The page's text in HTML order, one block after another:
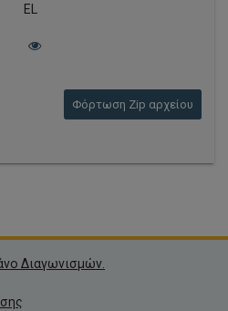
EL
Φόρτωση Zip αρχείου
Διαγωνισμών.